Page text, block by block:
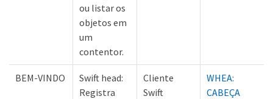
ou listar os
objetos em
um
contentor.
BEM-VINDO
Swift head:
Registra
Cliente
Swift
WHEA:
CABEÇA